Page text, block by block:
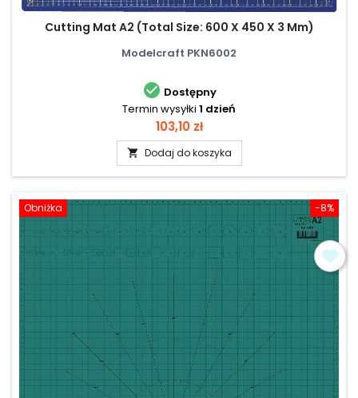
Cutting Mat A2 (Total Size: 600 X 450 X 3 Mm)
Modelcraft PKN6002
 Dostępny
Termin wysyłki 1 dzień
Cena
103,10 zł
 Dodaj do koszyka
-8%
Obniżka